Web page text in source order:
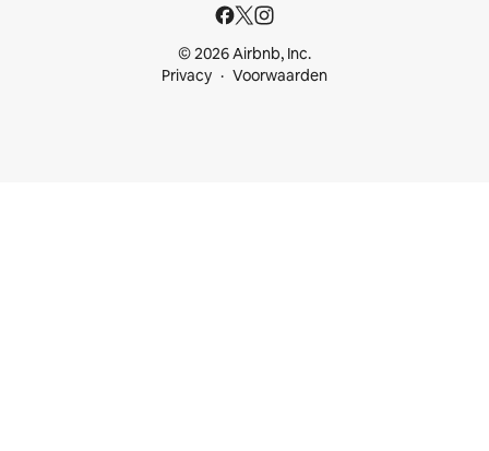
© 2026 Airbnb, Inc.
Privacy
Voorwaarden